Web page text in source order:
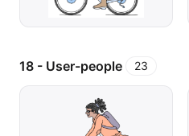
18 - User-people 23